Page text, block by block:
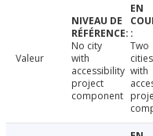
Valeur
No city
with
accessibility
project
component
Two
cities
with